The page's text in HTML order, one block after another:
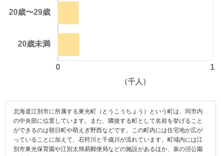
北海道江別市に所属する東光町（とうこうちょう）という町は、同市内
の中央部に位置しています。また、隣接する町として名前を挙げること
ができるのは朝日町や萌えぎ野西などです。この町内には住宅地が広が
っていることに加えて、石狩川と千歳川が流れています。町域内には江
別市東光保育園や江別太簡易郵便局などの施設があるほか、泉の沼公園